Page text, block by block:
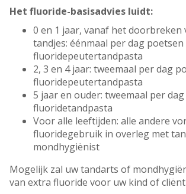
Het fluoride-basisadvies luidt:
0 en 1 jaar, vanaf het doorbreken
tandjes: éénmaal per dag
fluoridepeutertandpasta
2, 3 en 4 jaar: tweemaal per dag
fluoridepeutertandpasta
5 jaar en ouder: tweemaal per
fluoridetandpasta
Voor alle leeftijden: alle andere
fluoridegebruik in overleg met
mondhygiënist
Mogelijk zal uw tandarts of
van extra fluoride voor uw kind of